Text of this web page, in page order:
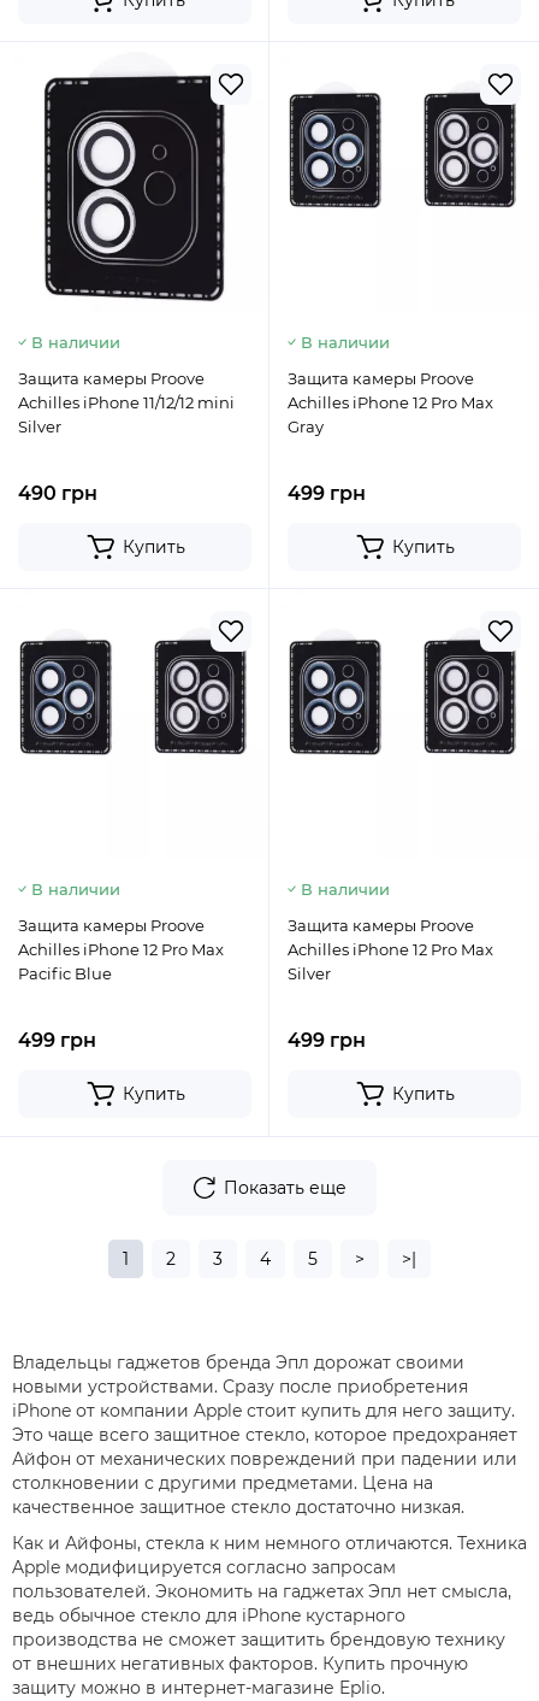
В наличии
Защита камеры Proove
Achilles iPhone 11/12/12 mini
Silver
490 грн
Купить
В наличии
Защита камеры Proove
Achilles iPhone 12 Pro Max
Gray
499 грн
Купить
В наличии
Защита камеры Proove
Achilles iPhone 12 Pro Max
Pacific Blue
499 грн
Купить
В наличии
Защита камеры Proove
Achilles iPhone 12 Pro Max
Silver
499 грн
Купить
Показать еще
1 2 3 4 5 > >|
Владельцы гаджетов бренда Эпл дорожат своими
новыми устройствами. Сразу после приобретения
iPhone от компании Apple стоит купить для него защиту.
Это чаще всего защитное стекло, которое предохраняет
Айфон от механических повреждений при падении или
столкновении с другими предметами. Цена на
качественное защитное стекло достаточно низкая.
Как и Айфоны, стекла к ним немного отличаются. Техника
Apple модифицируется согласно запросам
пользователей. Экономить на гаджетах Эпл нет смысла,
ведь обычное стекло для iPhone кустарного
производства не сможет защитить брендовую технику
от внешних негативных факторов. Купить прочную
защиту можно в интернет-магазине Eplio.